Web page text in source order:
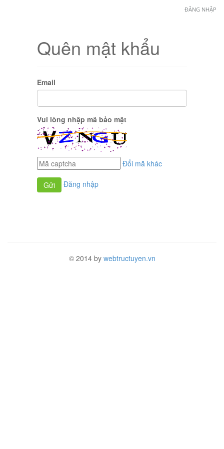
ĐĂNG NHẬP
Quên mật khẩu
Email
Vui lòng nhập mã bảo mật
Đổi mã khác
Đăng nhập
© 2014 by webtructuyen.vn